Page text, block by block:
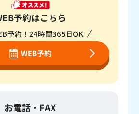
予約はこちら
予約！24時間365日OK
WEB予約
お電話・FAX